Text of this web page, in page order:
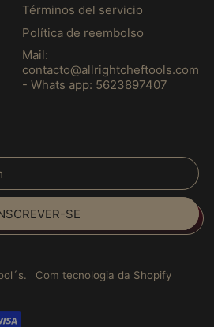
Términos del servicio
Política de reembolso
Mail:
contacto@allrightcheftools.com
- Whats app: 5623897407
SE
. Com tecnologia da Shopify